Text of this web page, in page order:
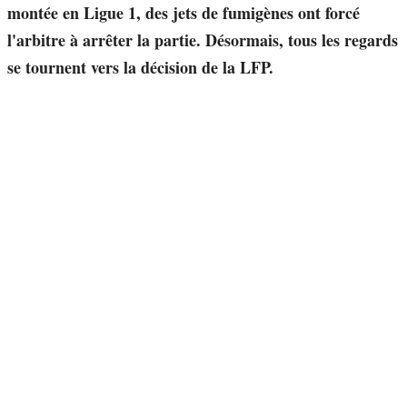
montée en Ligue 1, des jets de fumigènes ont forcé
l'arbitre à arrêter la partie. Désormais, tous les regards
se tournent vers la décision de la LFP.